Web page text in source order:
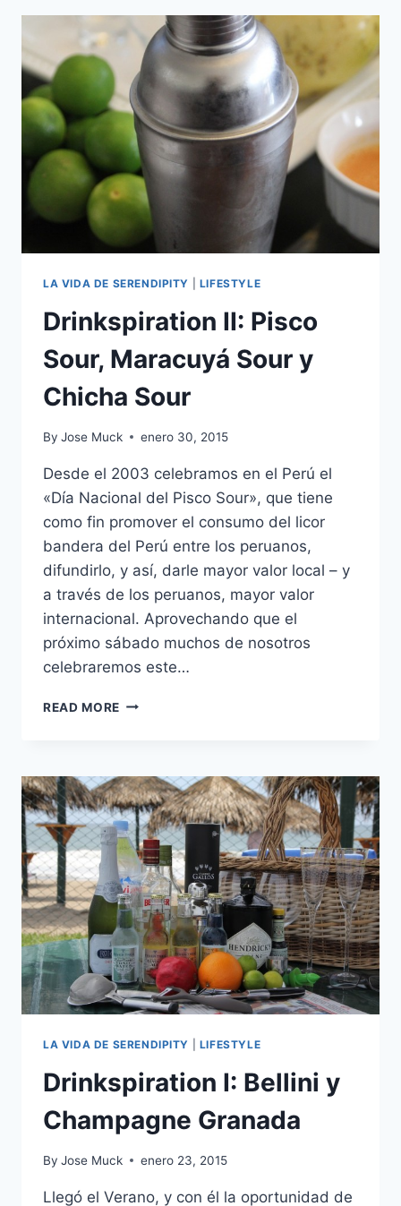
HENDRICKS
Y
BEEFEATER
LA VIDA DE SERENDIPITY LIFESTYLE
Drinkspiration II: Pisco
Sour, Maracuyá Sour y
Chicha Sour
By Jose Muck enero 30, 2015
Desde el 2003 celebramos en el Perú el
«Día Nacional del Pisco Sour», que tiene
como fin promover el consumo del licor
bandera del Perú entre los peruanos,
difundirlo, y así, darle mayor valor local – y
a través de los peruanos, mayor valor
internacional. Aprovechando que el
próximo sábado muchos de nosotros
celebraremos este…
READ MORE DRINKSPIRATION
MARACUYÁ
SOUR
Y
CHICHA
SOUR
LA VIDA DE SERENDIPITY LIFESTYLE
Drinkspiration I: Bellini y
Champagne Granada
By Jose Muck enero 23, 2015
Llegó el Verano, y con él la oportunidad de